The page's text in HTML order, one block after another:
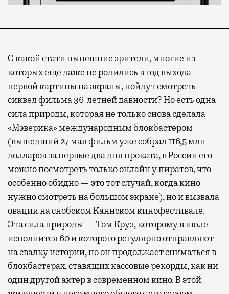
С какой стати нынешние зрители, многие из
которых еще даже не родились в год выхода
первой картины на экраны, пойдут смотреть
сиквел фильма 36-летней давности? Но есть одна
сила природы, которая не только снова сделала
«Мэверика» международным блокбастером
(вышедший 27 мая фильм уже собрал 116,5 млн
долларов за первые два дня проката, в России его
можно посмотреть только онлайн у пиратов, что
особенно обидно — это тот случай, когда кино
нужно смотреть на большом экране), но и вызвала
овации на снобском Каннском кинофестивале.
Эта сила природы — Том Круз, которому в июле
исполнится 60 и которого регулярно отправляют
на свалку истории, но он продолжает сниматься в
блокбастерах, ставящих кассовые рекорды, как ни
один другой актер в современном кино. В этой